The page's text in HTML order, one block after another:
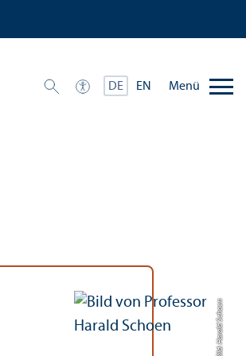
DE EN Menü
Bild: Harald Schoen